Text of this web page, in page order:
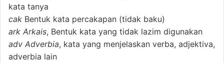
kata tanya
cak Bentuk kata percakapan (tidak baku)
ark Arkais, Bentuk kata yang tidak lazim digunakan
adv Adverbia, kata yang menjelaskan verba, adjektiva,
adverbia lain